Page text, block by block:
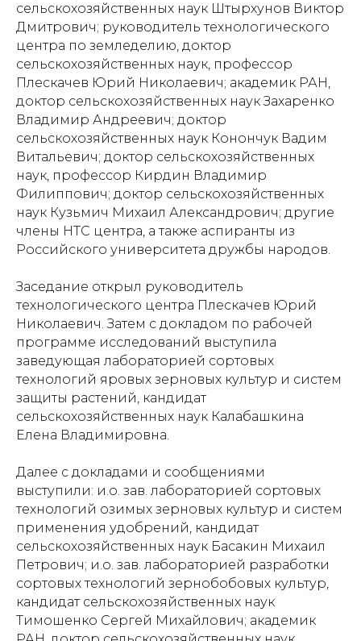
сельскохозяйственных наук Штырхунов Виктор
Дмитрович; руководитель технологического
центра по земледелию, доктор
сельскохозяйственных наук, профессор
Плескачев Юрий Николаевич; академик РАН,
доктор сельскохозяйственных наук Захаренко
Владимир Андреевич; доктор
сельскохозяйственных наук Конончук Вадим
Витальевич; доктор сельскохозяйственных
наук, профессор Кирдин Владимир
Филиппович; доктор сельскохозяйственных
наук Кузьмич Михаил Александрович; другие
члены НТС центра, а также аспиранты из
Российского университета дружбы народов.
Заседание открыл руководитель
технологического центра Плескачев Юрий
Николаевич. Затем с докладом по рабочей
программе исследований выступила
заведующая лабораторией сортовых
технологий яровых зерновых культур и систем
защиты растений, кандидат
сельскохозяйственных наук Калабашкина
Елена Владимировна.
Далее с докладами и сообщениями
выступили: и.о. зав. лабораторией сортовых
технологий озимых зерновых культур и систем
применения удобрений, кандидат
сельскохозяйственных наук Басакин Михаил
Петрович; и.о. зав. лабораторией разработки
сортовых технологий зернобобовых культур,
кандидат сельскохозяйственных наук
Тимошенко Сергей Михайлович; академик